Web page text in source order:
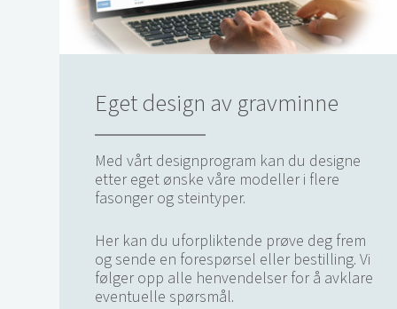
Eget design av gravminne
Med vårt designprogram kan du designe
etter eget ønske våre modeller i flere
fasonger og steintyper.
Her kan du uforpliktende prøve deg frem
og sende en forespørsel eller bestilling. Vi
følger opp alle henvendelser for å avklare
eventuelle spørsmål.